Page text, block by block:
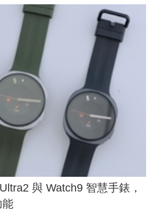
與 Watch9 智慧手錶，
能